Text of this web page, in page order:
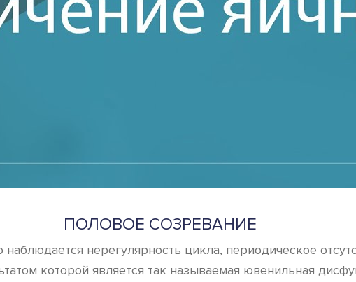
ПОЛОВОЕ СОЗРЕВАНИЕ
нерегулярность цикла, периодическое
которой является так называемая ювенильная